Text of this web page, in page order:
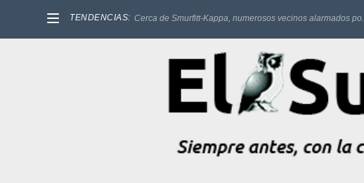
TENDENCIAS: Cerca de Smurfitt-Kappa, numerosos vecinos alarmados po...